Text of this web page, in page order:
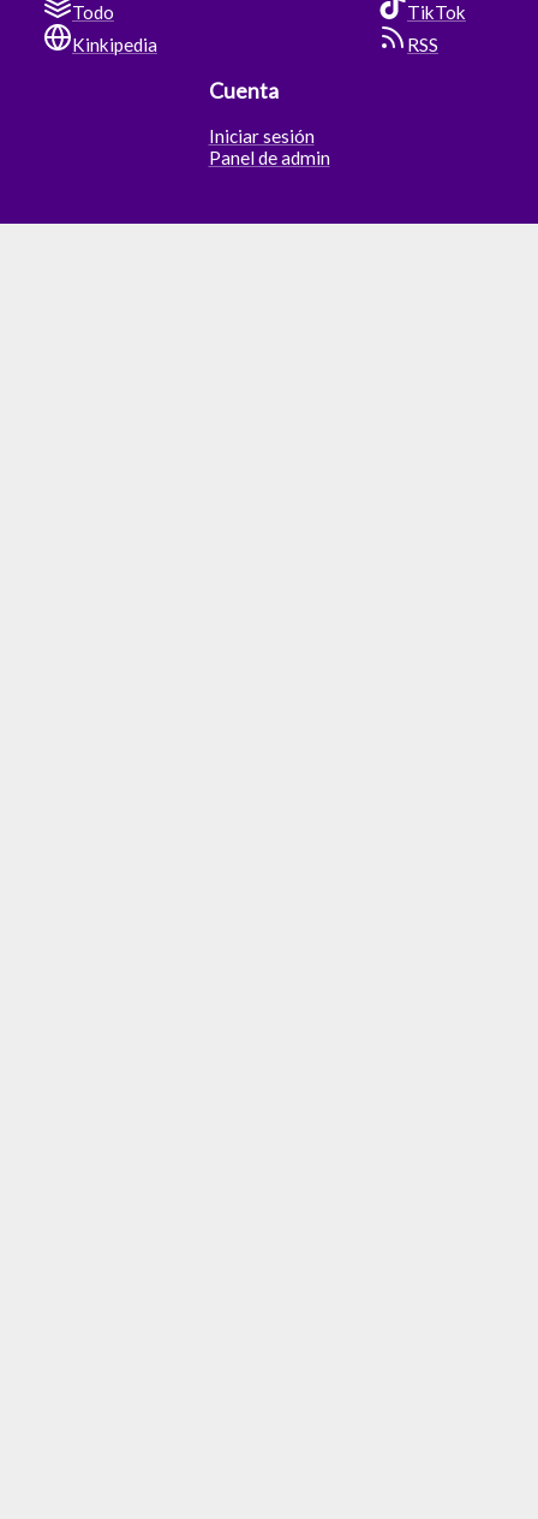
Todo
Kinkipedia
TikTok
RSS
Cuenta
Iniciar sesión
Panel de admin